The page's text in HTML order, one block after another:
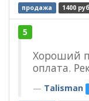
продажа 1400 руб
5
Хороший
оплата.
Talisman